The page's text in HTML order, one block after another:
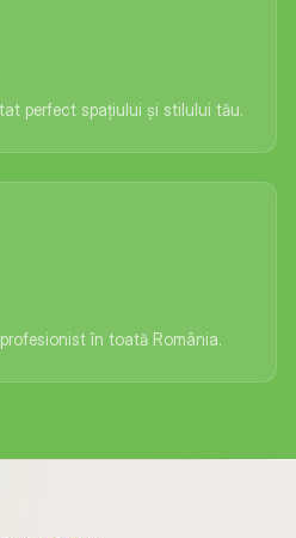
perfect spațiului și stilului tău.
în toată România.